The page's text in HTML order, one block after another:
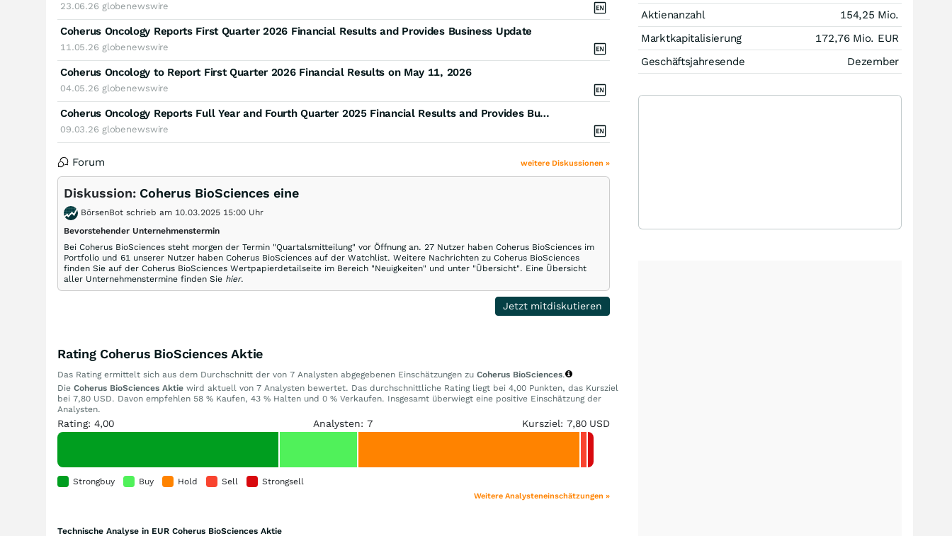
23.06.26 globenewswire
Coherus Oncology Reports First Quarter 2026 Financial Results and Provides Business Update
11.05.26 globenewswire
Coherus Oncology to Report First Quarter 2026 Financial Results on May 11, 2026
04.05.26 globenewswire
Coherus Oncology Reports Full Year and Fourth Quarter 2025 Financial Results and Provides Business Update
09.03.26 globenewswire
Forum weitere Diskussionen »
Diskussion: Coherus BioSciences eine
BörsenBot schrieb am 10.03.2025 15:00 Uhr
Bevorstehender Unternehmenstermin
Bei Coherus BioSciences steht morgen der Termin "Quartalsmitteilung" vor Öffnung an. 27 Nutzer haben Coherus BioSciences im
Portfolio und 61 unserer Nutzer haben Coherus BioSciences auf der Watchlist. Weitere Nachrichten zu Coherus BioSciences
finden Sie auf der Coherus BioSciences Wertpapierdetailseite im Bereich "Neuigkeiten" und unter "Übersicht". Eine Übersicht
aller Unternehmenstermine finden Sie hier.
Jetzt mitdiskutieren
Rating Coherus BioSciences Aktie
Das Rating ermittelt sich aus dem Durchschnitt der von 7 Analysten abgegebenen Einschätzungen zu Coherus BioSciences.
Die Coherus BioSciences Aktie wird aktuell von 7 Analysten bewertet. Das durchschnittliche Rating liegt bei 4,00 Punkten, das Kursziel
bei 7,80 USD. Davon empfehlen 58 % Kaufen, 43 % Halten und 0 % Verkaufen. Insgesamt überwiegt eine positive Einschätzung der
Analysten.
Rating: 4,00 Analysten: 7 Kursziel: 7,80 USD
Strongbuy Buy Hold Sell Strongsell
Weitere Analysteneinschätzungen »
Technische Analyse in EUR Coherus BioSciences Aktie
Aktienanzahl
154,25 Mio.
Marktkapitalisierung
172,76 Mio. EUR
Geschäftsjahresende
Dezember